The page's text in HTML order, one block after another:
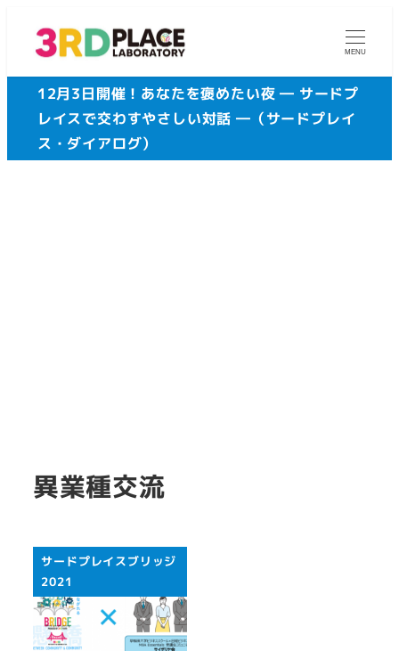
MENU
12月3日開催！あなたを褒めたい夜 ― サードプ
レイスで交わすやさしい対話 ―（サードプレイ
ス・ダイアログ）
異業種交流
サードプレイスブリッジ
2021